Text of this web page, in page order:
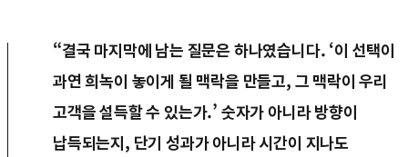
“결국 마지막에 남는 질문은 하나였습니다. ‘이 선택이
과연 희녹이 놓이게 될 맥락을 만들고, 그 맥락이 우리
고객을 설득할 수 있는가.’ 숫자가 아니라 방향이
납득되는지, 단기 성과가 아니라 시간이 지나도